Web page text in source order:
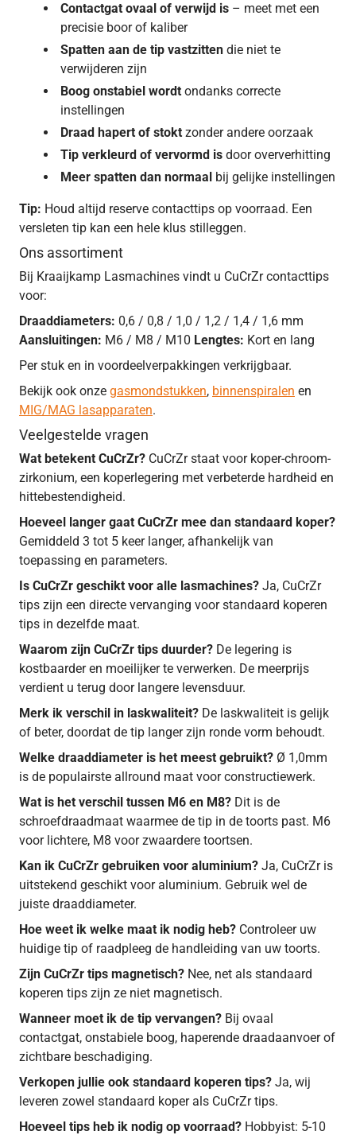
Contactgat ovaal of verwijd is – meet met een
precisie boor of kaliber
Spatten aan de tip vastzitten die niet te
verwijderen zijn
Boog onstabiel wordt ondanks correcte
instellingen
Draad hapert of stokt zonder andere oorzaak
Tip verkleurd of vervormd is door oververhitting
Meer spatten dan normaal bij gelijke instellingen
Tip: Houd altijd reserve contacttips op voorraad. Een
versleten tip kan een hele klus stilleggen.
Ons assortiment
Bij Kraaijkamp Lasmachines vindt u CuCrZr contacttips
voor:
Draaddiameters: 0,6 / 0,8 / 1,0 / 1,2 / 1,4 / 1,6 mm
Aansluitingen: M6 / M8 / M10 Lengtes: Kort en lang
Per stuk en in voordeelverpakkingen verkrijgbaar.
Bekijk ook onze gasmondstukken, binnenspiralen en
MIG/MAG lasapparaten.
Veelgestelde vragen
Wat betekent CuCrZr? CuCrZr staat voor koper-chroom-
zirkonium, een koperlegering met verbeterde hardheid en
hittebestendigheid.
Hoeveel langer gaat CuCrZr mee dan standaard koper?
Gemiddeld 3 tot 5 keer langer, afhankelijk van
toepassing en parameters.
Is CuCrZr geschikt voor alle lasmachines? Ja, CuCrZr
tips zijn een directe vervanging voor standaard koperen
tips in dezelfde maat.
Waarom zijn CuCrZr tips duurder? De legering is
kostbaarder en moeilijker te verwerken. De meerprijs
verdient u terug door langere levensduur.
Merk ik verschil in laskwaliteit? De laskwaliteit is gelijk
of beter, doordat de tip langer zijn ronde vorm behoudt.
Welke draaddiameter is het meest gebruikt? Ø 1,0mm
is de populairste allround maat voor constructiewerk.
Wat is het verschil tussen M6 en M8? Dit is de
schroefdraadmaat waarmee de tip in de toorts past. M6
voor lichtere, M8 voor zwaardere toortsen.
Kan ik CuCrZr gebruiken voor aluminium? Ja, CuCrZr is
uitstekend geschikt voor aluminium. Gebruik wel de
juiste draaddiameter.
Hoe weet ik welke maat ik nodig heb? Controleer uw
huidige tip of raadpleeg de handleiding van uw toorts.
Zijn CuCrZr tips magnetisch? Nee, net als standaard
koperen tips zijn ze niet magnetisch.
Wanneer moet ik de tip vervangen? Bij ovaal
contactgat, onstabiele boog, haperende draadaanvoer of
zichtbare beschadiging.
Verkopen jullie ook standaard koperen tips? Ja, wij
leveren zowel standaard koper als CuCrZr tips.
Hoeveel tips heb ik nodig op voorraad? Hobbyist: 5-10